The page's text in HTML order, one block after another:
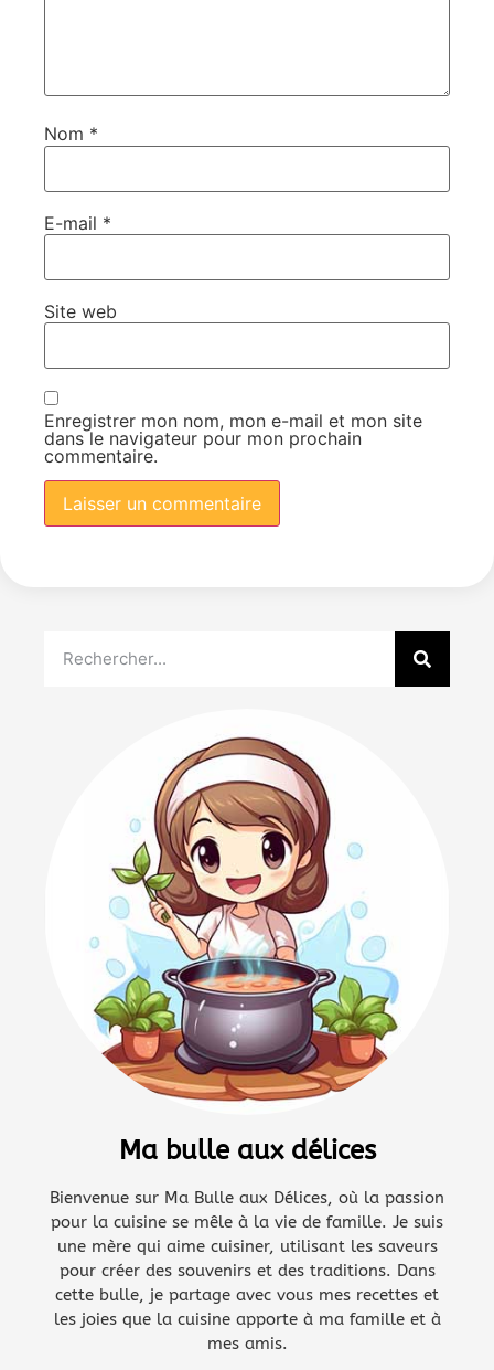
Nom *
E-mail *
Site web
Enregistrer mon nom, mon e-mail et mon site
dans le navigateur pour mon prochain
commentaire.
Ma bulle aux délices
Bienvenue sur Ma Bulle aux Délices, où la passion
pour la cuisine se mêle à la vie de famille. Je suis
une mère qui aime cuisiner, utilisant les saveurs
pour créer des souvenirs et des traditions. Dans
cette bulle, je partage avec vous mes recettes et
les joies que la cuisine apporte à ma famille et à
mes amis.